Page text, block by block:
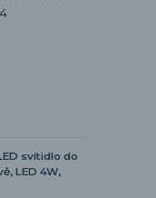
svítidlo do
LED 4W,